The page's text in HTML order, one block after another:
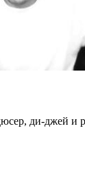
ди-джей и